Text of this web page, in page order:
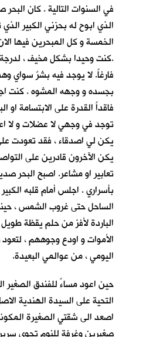
في السنوات التالية . كان
الذي ابوح له بحزني الكبير
الخمسة و كل المبحرين فيها
.كنت وحيدا بشكل مخيف ،
فارغاً. لا يوجد فيه بشرٌ سواي
بجسده و وجهه المشوه . كنت
فاقداً القدرة على الابتسامة او
توجد في وجهي لا عضلات و لا
يكن لي اصدقاء ، فقد تعودت
يكن الآخرون قادرين على
تعابير او مشاعر. اصبح البحر
بأسراري . اجلس أمام قلبه
الساحل حتى غروب الشمس ،
الباردة لأفز من حلم يقظة
الأموات و اودع وجوههم ،
اليومي ، من عوالمي البعيدة.
حين اعود مساءً للفندق الصغير
التحية على السيدة الهندية
اصعد الى شقتي الصغيرة